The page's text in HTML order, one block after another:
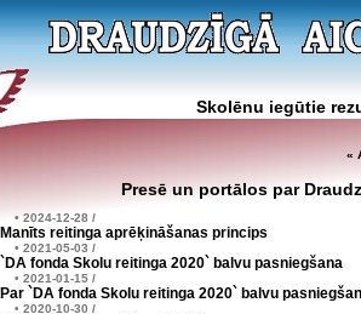
Skolēnu iegūtie
«
Presē un portālos par
• 2024-12-28 /
Manīts reitinga aprēķināšanas princips
• 2021-05-03 /
`DA fonda Skolu reitinga 2020` balvu pasniegšana
• 2021-01-15 /
Par `DA fonda Skolu reitinga 2020` balvu
• 2020-10-30 /